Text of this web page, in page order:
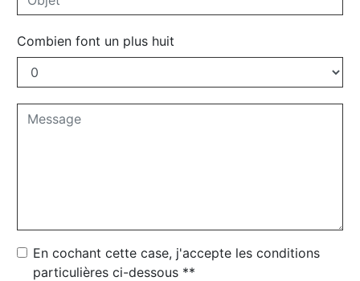
Combien font un plus huit
En cochant cette case, j'accepte les conditions
particulières ci-dessous **